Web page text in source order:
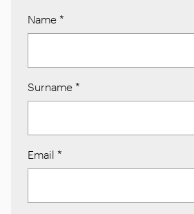
Name *
Surname *
Email *